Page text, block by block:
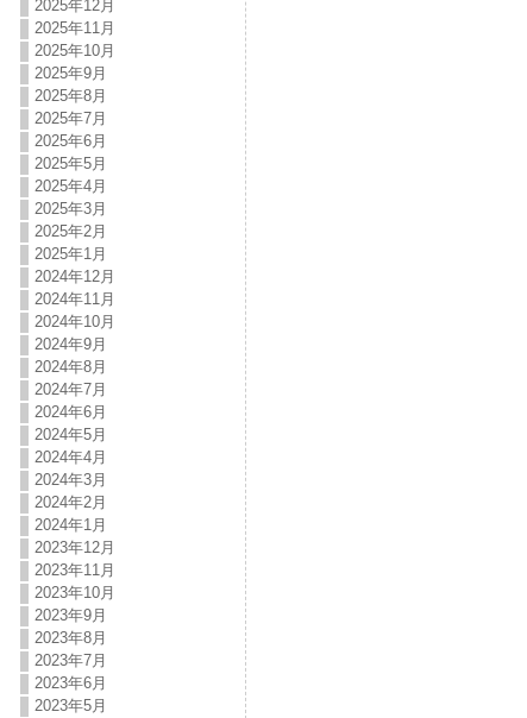
2025年12月
2025年11月
2025年10月
2025年9月
2025年8月
2025年7月
2025年6月
2025年5月
2025年4月
2025年3月
2025年2月
2025年1月
2024年12月
2024年11月
2024年10月
2024年9月
2024年8月
2024年7月
2024年6月
2024年5月
2024年4月
2024年3月
2024年2月
2024年1月
2023年12月
2023年11月
2023年10月
2023年9月
2023年8月
2023年7月
2023年6月
2023年5月